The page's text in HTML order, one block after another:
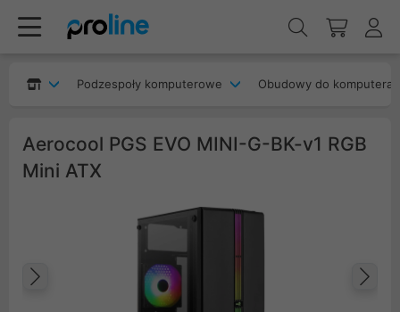
Podzespoły komputerowe Obudowy do komputera
Aerocool PGS EVO MINI-G-BK-v1 RGB
Mini ATX
Poprzedni